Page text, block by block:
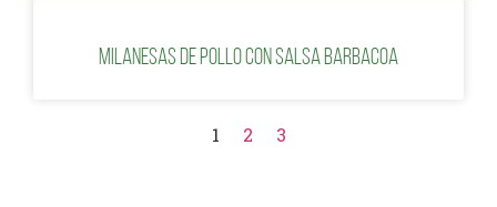
Milanesas de Pollo con Salsa Barbacoa
1 2 3